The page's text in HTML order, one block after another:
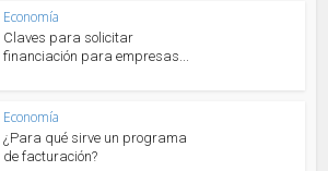
Economía
Claves para solicitar
financiación para empresas...
Economía
¿Para qué sirve un programa
de facturación?